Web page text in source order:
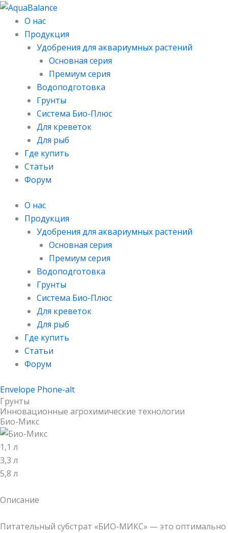
Перейти
содержимому
О нас
Продукция
Удобрения для аквариумных растений
Основная серия
Премиум серия
Водоподготовка
Грунты
Система Био-Плюс​
Для креветок​
Для рыб
Где купить
Статьи
Форум
О нас
Продукция
Удобрения для аквариумных растений
Основная серия
Премиум серия
Водоподготовка
Грунты
Система Био-Плюс​
Для креветок​
Для рыб
Где купить
Статьи
Форум
Envelope Phone-alt
Грунты
Инновационные агрохимические технологии
Био-Микс
1,1 л
3,3 л
5,8 л
Описание
Питательный субстрат «БИО-МИКС» — это оптимально